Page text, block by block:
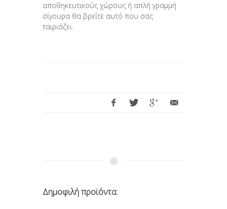
αποθηκευτικούς χώρους ή απλή γραμμή
σίγουρα θα βρείτε αυτό που σας
ταιριάζει.
Δημοφιλή προϊόντα: